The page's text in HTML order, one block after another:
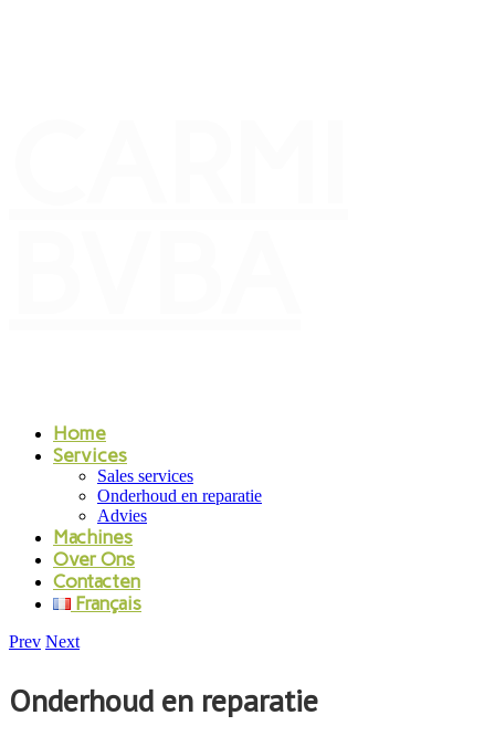
Home
Services
Sales services
Onderhoud en reparatie
Advies
Machines
Over Ons
Contacten
Français
Prev Next
Onderhoud en reparatie